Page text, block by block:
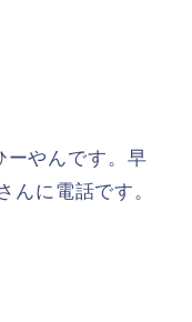
ーやんです。早
に電話です。